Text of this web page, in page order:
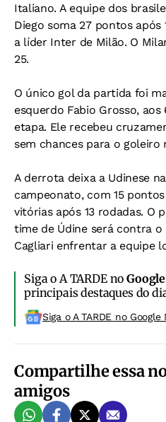
Italiano. A equipe dos
Diego soma 27 pontos após
a líder Inter de Milão. O
25.
O único gol da partida foi
esquerdo Fabio Grosso,
etapa. Ele recebeu
sem chances para o goleiro
A derrota deixa a Udinese
campeonato, com 15
vitórias após 13 rodadas. O
time de Údine será contra
Cagliari enfrentar a equipe
Siga o A TARDE no
principais destaques do
Siga o A TARDE no
Compartilhe essa
amigos